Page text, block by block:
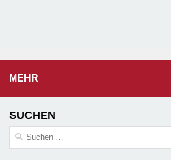
MEHR
SUCHEN
Suchen